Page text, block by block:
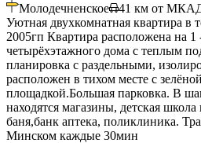
Молодечненское 41 км от
Уютная двухкомнатная квартира в
2005гп Квартира расположена на
четырёхэтажного дома с теплым
планировка с раздельными,
расположен в тихом месте с
площадкой.Большая парковка. В
находятся магазины, детская
баня,банк аптека, поликлиника.
Минском каждые 30мин